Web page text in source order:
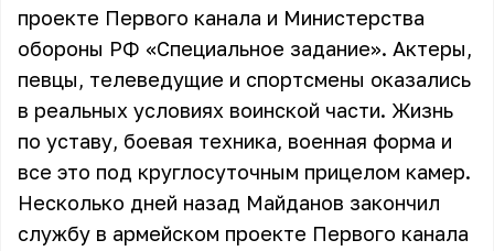
проекте Первого канала и Министерства
обороны РФ «Специальное задание». Актеры,
певцы, телеведущие и спортсмены оказались
в реальных условиях воинской части. Жизнь
по уставу, боевая техника, военная форма и
все это под круглосуточным прицелом камер.
Несколько дней назад Майданов закончил
службу в армейском проекте Первого канала